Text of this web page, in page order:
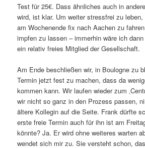
Test für 25€. Dass ähnliches auch in
wird, ist klar. Um weiter stressfrei zu
am Wochenende fix nach Aachen zu
impfen zu lassen – immerhin wäre ich
ein relativ freies Mitglied der Gesellschaft.
Am Ende beschließen wir, in Boulogne zu
Termin jetzt fest zu machen, dass da
kommen kann. Wir laufen wieder zum
wir nicht so ganz in den Prozess passen,
ältere Kollegin auf die Seite. Frank dürfte
erste freie Termin auch für ihn ist am
könnte? Ja. Er wird ohne weiteres warten
wendet sich mir zu. Sie versteht schon,